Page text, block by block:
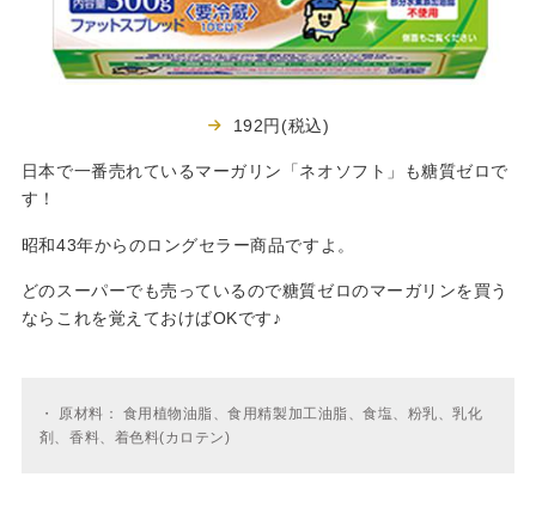
192円(税込)
日本で一番売れているマーガリン「ネオソフト」も糖質ゼロで
す！
昭和43年からのロングセラー商品ですよ。
どのスーパーでも売っているので糖質ゼロのマーガリンを買う
ならこれを覚えておけばOKです♪
・
原材料： 食用植物油脂、食用精製加工油脂、食塩、粉乳、乳化
剤、香料、着色料(カロテン)